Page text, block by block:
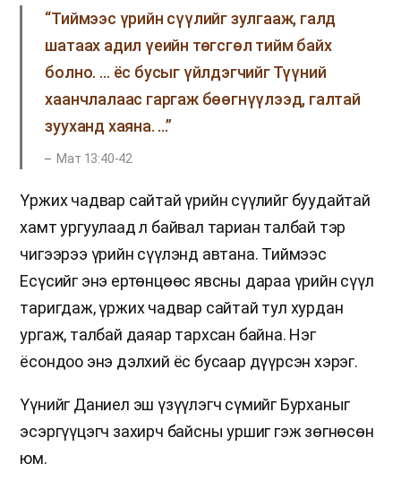
“Тиймээс үрийн сүүлийг зулгааж, галд
шатаах адил үеийн төгсгөл тийм байх
болно. … ёс бусыг үйлдэгчийг Түүний
хаанчлалаас гаргаж бөөгнүүлээд, галтай
зууханд хаяна. …”
Мат 13:40-42
Үржих чадвар сайтай үрийн сүүлийг буудайтай
хамт ургуулаад л байвал тариан талбай тэр
чигээрээ үрийн сүүлэнд автана. Тиймээс
Есүсийг энэ ертөнцөөс явсны дараа үрийн сүүл
таригдаж, үржих чадвар сайтай тул хурдан
ургаж, талбай даяар тархсан байна. Нэг
ёсондоо энэ дэлхий ёс бусаар дүүрсэн хэрэг.
Үүнийг Даниел эш үзүүлэгч сүмийг Бурханыг
эсэргүүцэгч захирч байсны уршиг гэж зөгнөсөн
юм.